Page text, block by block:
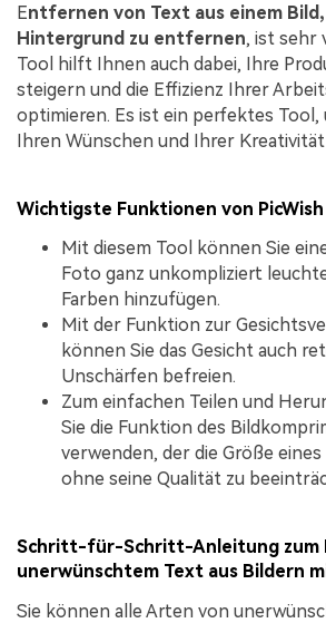
Entfernen von Text aus einem
Hintergrund zu entfernen, ist sehr
Tool hilft Ihnen auch dabei, Ihre
steigern und die Effizienz Ihrer
optimieren. Es ist ein perfektes Tool,
Ihren Wünschen und Ihrer
Wichtigste Funktionen von PicWish
Mit diesem Tool können Sie
Foto ganz unkompliziert
Farben hinzufügen.
Mit der Funktion zur
können Sie das Gesicht auch
Unschärfen befreien.
Zum einfachen Teilen und
Sie die Funktion des
verwenden, der die Größe
ohne seine Qualität zu
Schritt-für-Schritt-Anleitung zum
unerwünschtem Text aus Bildern
Sie können alle Arten von